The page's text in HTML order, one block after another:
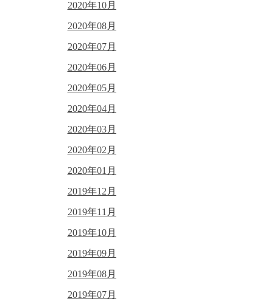
2020年10月
2020年08月
2020年07月
2020年06月
2020年05月
2020年04月
2020年03月
2020年02月
2020年01月
2019年12月
2019年11月
2019年10月
2019年09月
2019年08月
2019年07月